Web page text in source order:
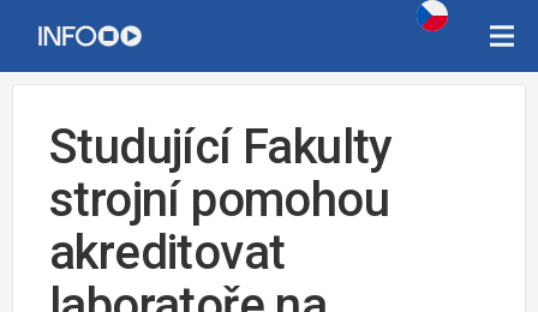
Studující Fakulty
strojní pomohou
akreditovat